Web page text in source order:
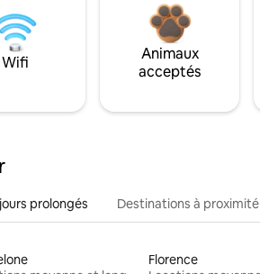
Wifi
Animaux
acceptés
prolongés Destinations à proximité
Florence